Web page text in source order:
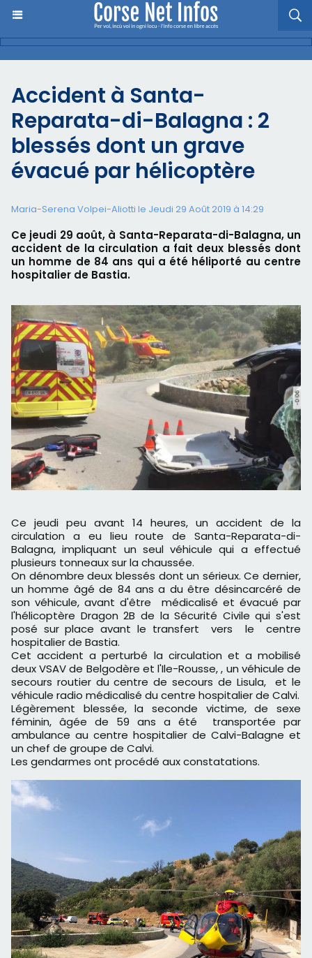
Accident à Santa-
Reparata-di-Balagna : 2
blessés dont un grave
évacué par hélicoptère
Maria-Serena Volpei-Aliotti le Jeudi 29 Août 2019 à 14:29
Ce jeudi 29 août, à Santa-Reparata-di-Balagna, un
accident de la circulation a fait deux blessés dont
un homme de 84 ans qui a été héliporté au centre
hospitalier de Bastia.
Ce jeudi peu avant 14 heures, un accident de la
circulation a eu lieu route de Santa-Reparata-di-
Balagna, impliquant un seul véhicule qui a effectué
plusieurs tonneaux sur la chaussée.
On dénombre deux blessés dont un sérieux. Ce dernier,
un homme âgé de 84 ans a du être désincarcéré de
son véhicule, avant d'être médicalisé et évacué par
l'hélicoptère Dragon 2B de la Sécurité Civile qui s'est
posé sur place avant le transfert vers le centre
hospitalier de Bastia.
Cet accident a perturbé la circulation et a mobilisé
deux VSAV de Belgodère et l'Ile-Rousse, , un véhicule de
secours routier du centre de secours de Lisula, et le
véhicule radio médicalisé du centre hospitalier de Calvi.
Légèrement blessée, la seconde victime, de sexe
féminin, âgée de 59 ans a été transportée par
ambulance au centre hospitalier de Calvi-Balagne et
un chef de groupe de Calvi.
Les gendarmes ont procédé aux constatations.